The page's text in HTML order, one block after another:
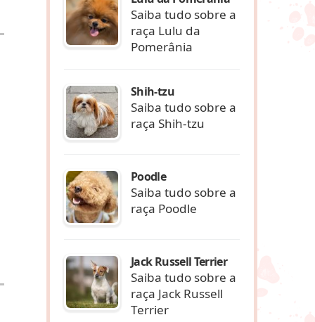
Saiba tudo sobre a
raça Lulu da
Pomerânia
Shih-tzu
Saiba tudo sobre a
raça Shih-tzu
Poodle
Saiba tudo sobre a
raça Poodle
Jack Russell Terrier
Saiba tudo sobre a
raça Jack Russell
Terrier